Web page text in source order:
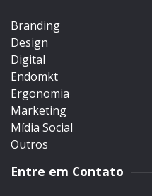
Branding
Design
Digital
Endomkt
Ergonomia
Marketing
Mídia Social
Outros
Entre em Contato